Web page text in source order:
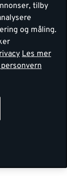
tilby
og måling.
Les mer